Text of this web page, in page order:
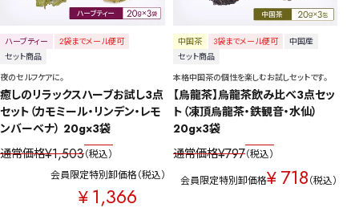
ハーブティー
2袋までメール便可
セット商品
夜のセルフケアに。
癒しのリラックスハーブお試し3点
セット（カモミール・リンデン・レモ
ンバーベナ） 20g×3袋
通常価格¥1,503 税込
会員限定特別卸価格
¥1,366
税込
中国茶 3袋までメール便可
中国産
セット商品
本格中国茶の個性を楽しむお試しセットです。
【烏龍茶】烏龍茶飲み比べ3点セッ
ト（凍頂烏龍茶・鉄観音・水仙）
20g×3袋
通常価格¥797 税込
会員限定特別卸価格¥718 税込